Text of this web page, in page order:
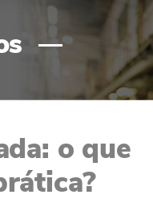
o que